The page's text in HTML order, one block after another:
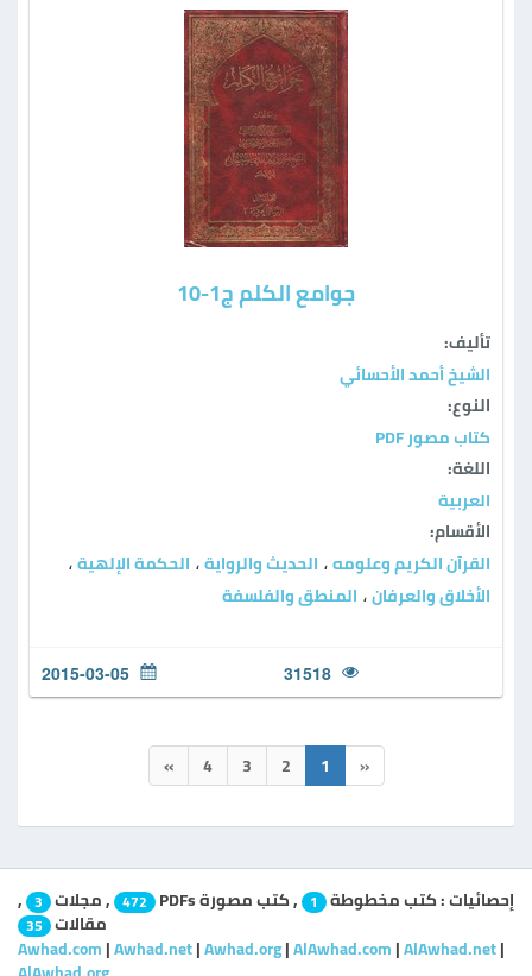
جوامع الكلم ج1-10
تأليف:
الشيخ أحمد الأحسائي
النوع:
كتاب مصور PDF
اللغة:
العربية
الأقسام:
القرآن الكريم وعلومه ، الحديث والرواية ، الحكمة الإلهية ،
الأخلاق والعرفان ، المنطق والفلسفة
31518
2015-03-05
«
1
2
3
4
»
إحصائيات :كتب مخطوطة 1
,كتب مصورة PDFs 472
,مجلات 3
,
مقالات 35
Awhad.com|Awhad.net|Awhad.org|AlAwhad.com|AlAwhad.net|